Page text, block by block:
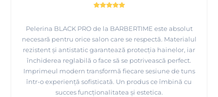
Pelerina BLACK PRO de la BARBERTIME este absolut
necesară pentru orice salon care se respectă. Materialul
rezistent și antistatic garantează protecția hainelor, iar
închiderea reglabilă o face să se potrivească perfect.
Imprimeul modern transformă fiecare sesiune de tuns
într-o experiență sofisticată. Un produs ce îmbină cu
succes funcționalitatea și estetica.